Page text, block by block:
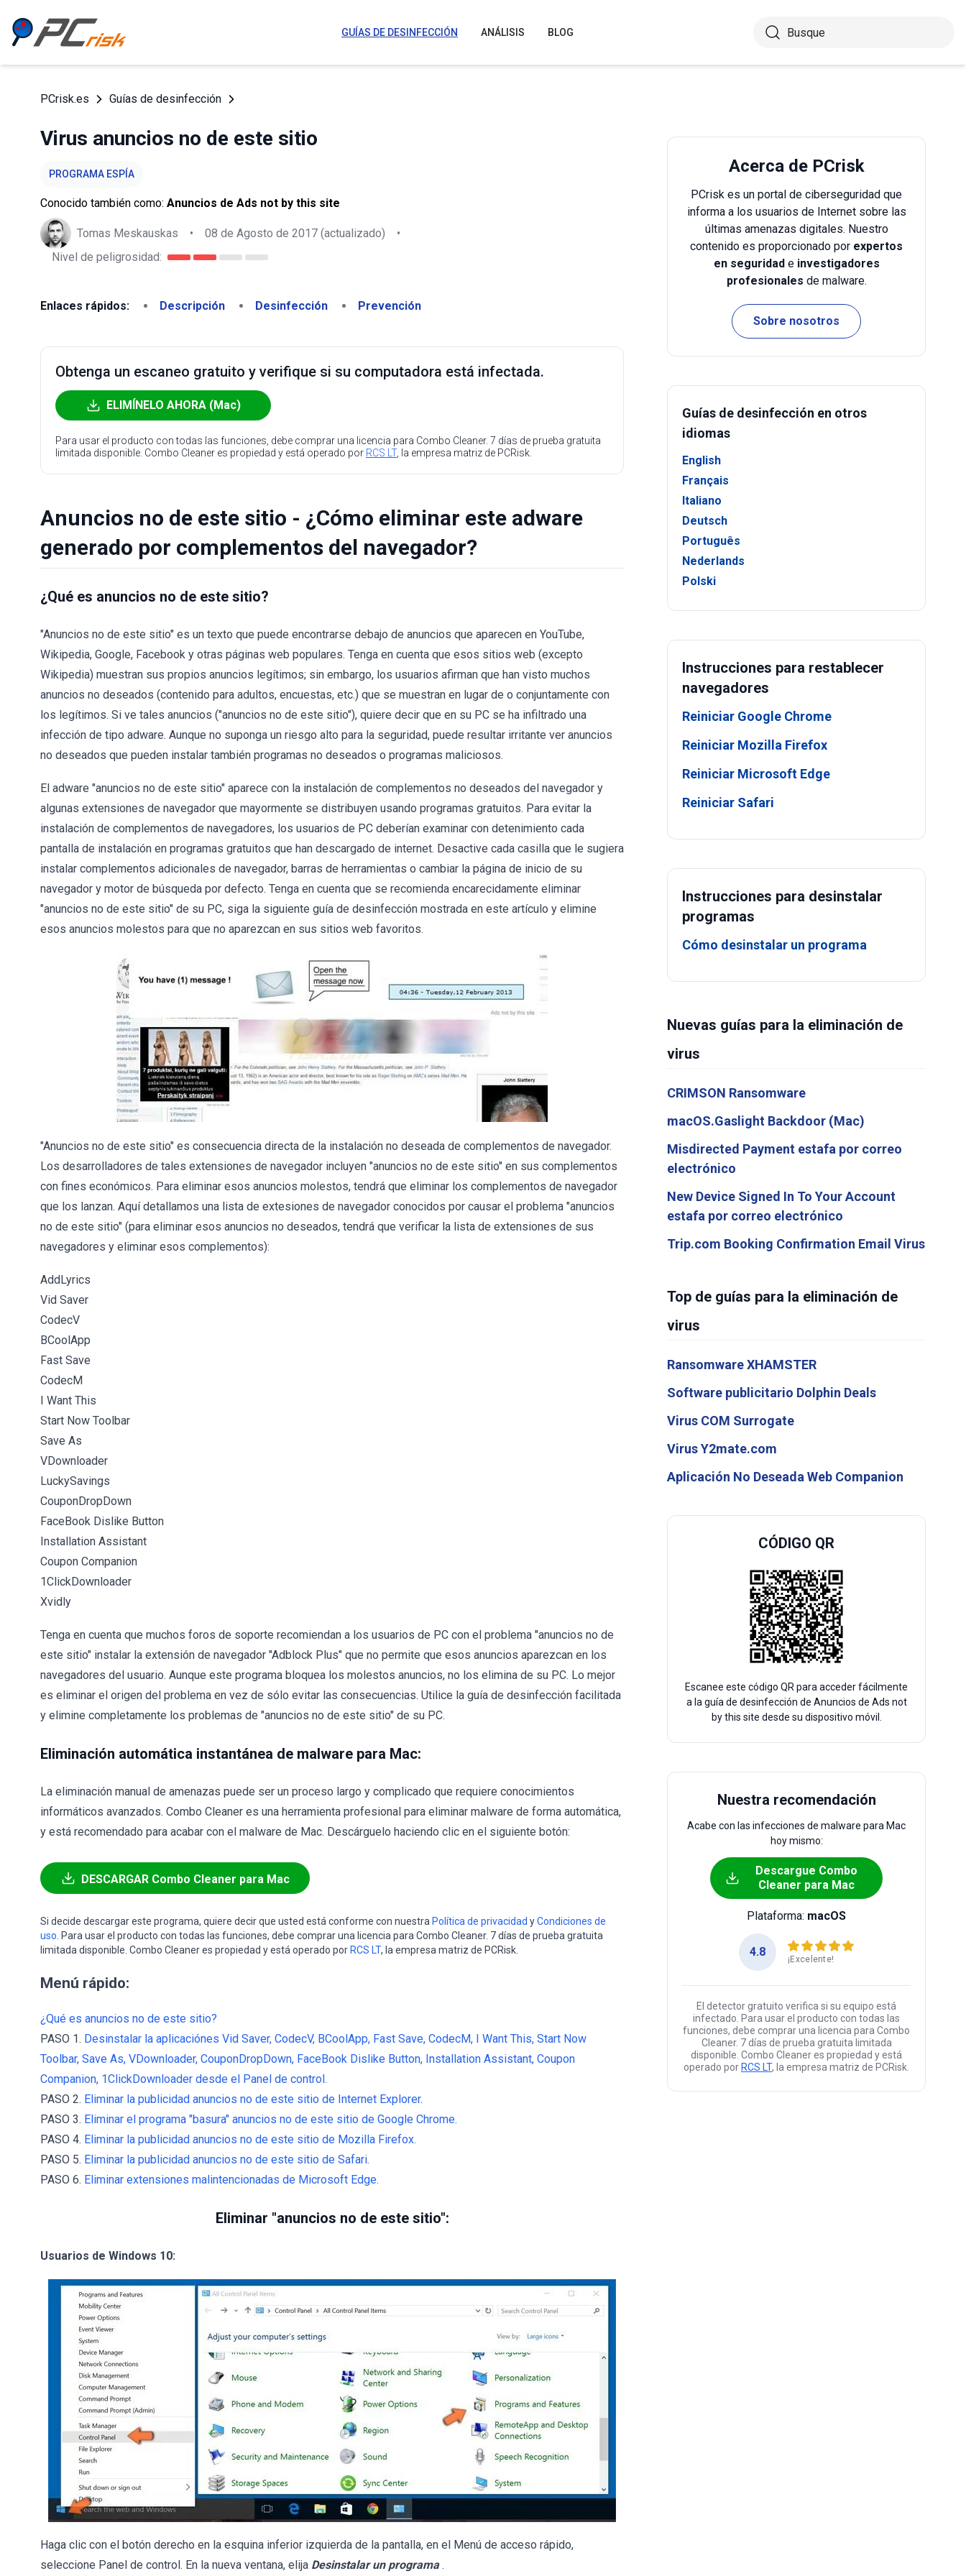
GUÍAS DE DESINFECCIÓN ANÁLISIS BLOG
PCrisk.es Guías de desinfección
Virus anuncios no de este sitio
PROGRAMA ESPÍA
Conocido también como: Anuncios de Ads not by this site
Tomas Meskauskas • 08 de Agosto de 2017 (actualizado)
•
Nivel de peligrosidad:
Enlaces rápidos: Descripción Desinfección Prevención
Obtenga un escaneo gratuito y verifique si su computadora está infectada.
ELIMÍNELO AHORA (Mac)
Para usar el producto con todas las funciones, debe comprar una licencia para Combo Cleaner. 7 días de prueba gratuita
limitada disponible. Combo Cleaner es propiedad y está operado por RCS LT, la empresa matriz de PCRisk.
Anuncios no de este sitio - ¿Cómo eliminar este adware
generado por complementos del navegador?
¿Qué es anuncios no de este sitio?
"Anuncios no de este sitio" es un texto que puede encontrarse debajo de anuncios que aparecen en YouTube,
Wikipedia, Google, Facebook y otras páginas web populares. Tenga en cuenta que esos sitios web (excepto
Wikipedia) muestran sus propios anuncios legítimos; sin embargo, los usuarios afirman que han visto muchos
anuncios no deseados (contenido para adultos, encuestas, etc.) que se muestran en lugar de o conjuntamente con
los legítimos. Si ve tales anuncios ("anuncios no de este sitio"), quiere decir que en su PC se ha infiltrado una
infección de tipo adware. Aunque no suponga un riesgo alto para la seguridad, puede resultar irritante ver anuncios
no deseados que pueden instalar también programas no deseados o programas maliciosos.
El adware "anuncios no de este sitio" aparece con la instalación de complementos no deseados del navegador y
algunas extensiones de navegador que mayormente se distribuyen usando programas gratuitos. Para evitar la
instalación de complementos de navegadores, los usuarios de PC deberían examinar con detenimiento cada
pantalla de instalación en programas gratuitos que han descargado de internet. Desactive cada casilla que le sugiera
instalar complementos adicionales de navegador, barras de herramientas o cambiar la página de inicio de su
navegador y motor de búsqueda por defecto. Tenga en cuenta que se recomienda encarecidamente eliminar
"anuncios no de este sitio" de su PC, siga la siguiente guía de desinfección mostrada en este artículo y elimine
esos anuncios molestos para que no aparezcan en sus sitios web favoritos.
"Anuncios no de este sitio" es consecuencia directa de la instalación no deseada de complementos de navegador.
Los desarrolladores de tales extensiones de navegador incluyen "anuncios no de este sitio" en sus complementos
con fines económicos. Para eliminar esos anuncios molestos, tendrá que eliminar los complementos de navegador
que los lanzan. Aquí detallamos una lista de extesiones de navegador conocidos por causar el problema "anuncios
no de este sitio" (para eliminar esos anuncios no deseados, tendrá que verificar la lista de extensiones de sus
navegadores y eliminar esos complementos):
AddLyrics
Vid Saver
CodecV
BCoolApp
Fast Save
CodecM
I Want This
Start Now Toolbar
Save As
VDownloader
LuckySavings
CouponDropDown
FaceBook Dislike Button
Installation Assistant
Coupon Companion
1ClickDownloader
Xvidly
Tenga en cuenta que muchos foros de soporte recomiendan a los usuarios de PC con el problema "anuncios no de
este sitio" instalar la extensión de navegador "Adblock Plus" que no permite que esos anuncios aparezcan en los
navegadores del usuario. Aunque este programa bloquea los molestos anuncios, no los elimina de su PC. Lo mejor
es eliminar el origen del problema en vez de sólo evitar las consecuencias. Utilice la guía de desinfección facilitada
y elimine completamente los problemas de "anuncios no de este sitio" de su PC.
Eliminación automática instantánea de malware para Mac:
La eliminación manual de amenazas puede ser un proceso largo y complicado que requiere conocimientos
informáticos avanzados. Combo Cleaner es una herramienta profesional para eliminar malware de forma automática,
y está recomendado para acabar con el malware de Mac. Descárguelo haciendo clic en el siguiente botón:
DESCARGAR Combo Cleaner para Mac
Si decide descargar este programa, quiere decir que usted está conforme con nuestra Política de privacidad yCondiciones de
uso . Para usar el producto con todas las funciones, debe comprar una licencia para Combo Cleaner. 7 días de prueba gratuita
limitada disponible. Combo Cleaner es propiedad y está operado por RCS LT, la empresa matriz de PCRisk.
Menú rápido:
¿Qué es anuncios no de este sitio?
PASO 1. Desinstalar la aplicaciónes Vid Saver, CodecV, BCoolApp, Fast Save, CodecM, I Want This, Start Now
Toolbar, Save As, VDownloader, CouponDropDown, FaceBook Dislike Button, Installation Assistant, Coupon
Companion, 1ClickDownloader desde el Panel de control.
PASO 2. Eliminar la publicidad anuncios no de este sitio de Internet Explorer.
PASO 3. Eliminar el programa "basura" anuncios no de este sitio de Google Chrome.
PASO 4. Eliminar la publicidad anuncios no de este sitio de Mozilla Firefox.
PASO 5. Eliminar la publicidad anuncios no de este sitio de Safari.
PASO 6. Eliminar extensiones malintencionadas de Microsoft Edge.
Eliminar "anuncios no de este sitio":
Usuarios de Windows 10:
Haga clic con el botón derecho en la esquina inferior izquierda de la pantalla, en el Menú de acceso rápido,
seleccione Panel de control. En la nueva ventana, elija Desinstalar un programa .
Acerca de PCrisk
PCrisk es un portal de ciberseguridad que
informa a los usuarios de Internet sobre las
últimas amenazas digitales. Nuestro
contenido es proporcionado por expertos
en seguridade investigadores
profesionales de malware.
Sobre nosotros
Guías de desinfección en otros
idiomas
English
Français
Italiano
Deutsch
Português
Nederlands
Polski
Instrucciones para restablecer
navegadores
Reiniciar Google Chrome
Reiniciar Mozilla Firefox
Reiniciar Microsoft Edge
Reiniciar Safari
Instrucciones para desinstalar
programas
Cómo desinstalar un programa
Nuevas guías para la eliminación de
virus
CRIMSON Ransomware
macOS.Gaslight Backdoor (Mac)
Misdirected Payment estafa por correo
electrónico
New Device Signed In To Your Account
estafa por correo electrónico
Trip.com Booking Confirmation Email Virus
Top de guías para la eliminación de
virus
Ransomware XHAMSTER
Software publicitario Dolphin Deals
Virus COM Surrogate
Virus Y2mate.com
Aplicación No Deseada Web Companion
CÓDIGO QR
Escanee este código QR para acceder fácilmente
a la guía de desinfección de Anuncios de Ads not
by this site desde su dispositivo móvil.
Nuestra recomendación
Acabe con las infecciones de malware para Mac
hoy mismo:
Descargue Combo
Cleaner para Mac
Plataforma: macOS
4.8
¡Excelente!
El detector gratuito verifica si su equipo está
infectado. Para usar el producto con todas las
funciones, debe comprar una licencia para Combo
Cleaner. 7 días de prueba gratuita limitada
disponible. Combo Cleaner es propiedad y está
operado por RCS LT, la empresa matriz de PCRisk.